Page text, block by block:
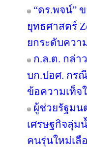
“ดร.พจน์”
ยุทธศาสตร์
ยกระดับควา
ก.ล.ต. กล่า
บก.ปอศ. กร
ข้อความเท็จ
ผู้ช่วยรัฐมน
เศรษฐกิจลุ่ม
คนรุ่นใหม่เลื